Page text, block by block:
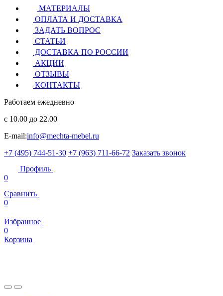
МАТЕРИАЛЫ
ОПЛАТА И ДОСТАВКА
ЗАДАТЬ ВОПРОС
СТАТЬИ
ДОСТАВКА ПО РОССИИ
АКЦИИ
ОТЗЫВЫ
КОНТАКТЫ
Работаем ежедневно
с 10.00 до 22.00
E-mail:info@mechta-mebel.ru
+7 (495) 744-51-30 +7 (963) 711-66-72 Заказать звонок
Профиль
0
Сравнить
0
Избранное
0
Корзина